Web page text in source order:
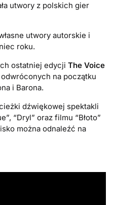
utwory z polskich gier
utwory autorskie i
roku.
ostatniej edycjiThe Voice
na początku
i Barona.
dźwiękowej spektakli
“Dryl” oraz filmu “Błoto”
można odnaleźć na